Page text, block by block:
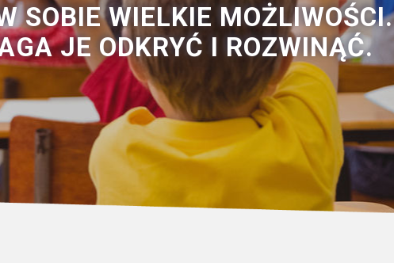
SOBIE WIELKIE MOŻLIWOŚCI.
JE ODKRYĆ I ROZWINĄĆ.